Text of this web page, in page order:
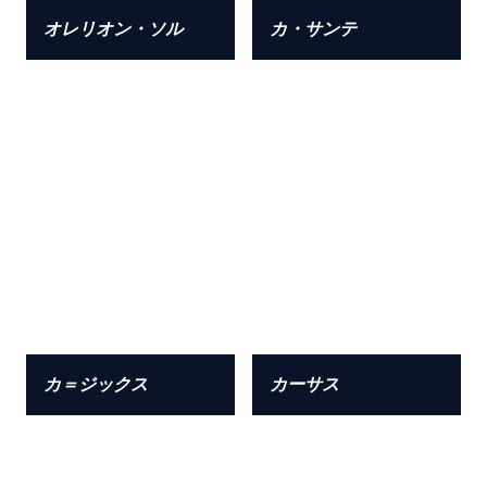
オレリオン・ソル カ・サンテ
カ＝ジックス カーサス